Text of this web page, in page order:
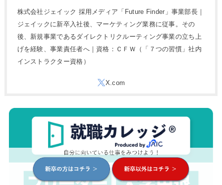
株式会社ジェイック 採用メディア「Future Finder」事業部長｜
ジェイックに新卒入社後、マーケティング業務に従事。その
後、新規事業であるダイレクトリクルーティング事業の立ち上
げを経験、事業責任者へ｜資格：ＣＦＷ（「７つの習慣」社内
インストラクター資格）